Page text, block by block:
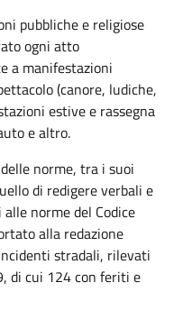
pubbliche e religiose
ogni atto
a manifestazioni
(canore, ludiche,
estive e rassegna
e altro.
norme, tra i suoi
di redigere verbali e
norme del Codice
alla redazione
stradali, rilevati
di cui 124 con feriti e